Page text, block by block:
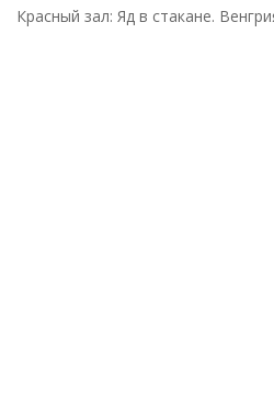
Красный зал: Яд в стакане.